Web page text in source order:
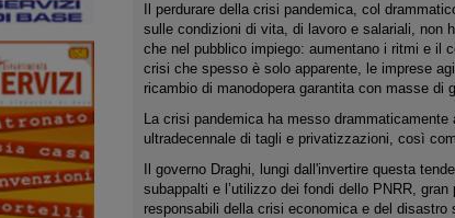
Il perdurare della crisi pandemica, col
sulle condizioni di vita, di lavoro e salariali, non
che nel pubblico impiego: aumentano i ritmi e il
crisi che spesso è solo apparente, le imprese
ricambio di manodopera garantita con masse di
La crisi pandemica ha messo
ultradecennale di tagli e privatizzazioni, così
Il governo Draghi, lungi dall'invertire questa
subappalti e l’utilizzo dei fondi dello PNRR,
responsabili della crisi economica e del